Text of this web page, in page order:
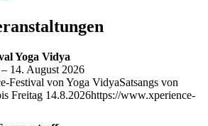
Yoga Vidya
14. August 2026
Festival von Yoga VidyaSatsangs von
Freitag 14.8.2026https://www.xperience-